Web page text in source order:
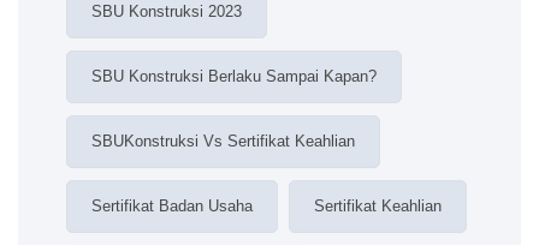
SBU Konstruksi 2023
SBU Konstruksi Berlaku Sampai Kapan?
SBUKonstruksi Vs Sertifikat Keahlian
Sertifikat Badan Usaha Sertifikat Keahlian